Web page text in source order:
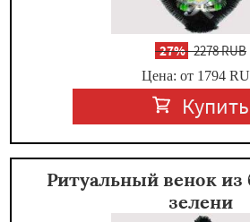
-27%2278 RUB
Цена: от 1794
Купить
Ритуальный венок из
зелени